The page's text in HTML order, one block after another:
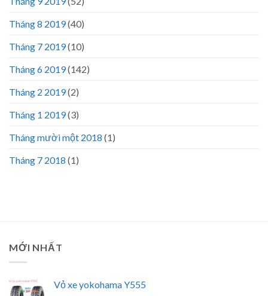
Tháng 8 2019(40)
Tháng 7 2019(10)
Tháng 6 2019(142)
Tháng 2 2019(2)
Tháng 1 2019(3)
Tháng mười một 2018 (1)
Tháng 7 2018 (1)
MỚI NHẤT
Vỏ xe yokohama Y555